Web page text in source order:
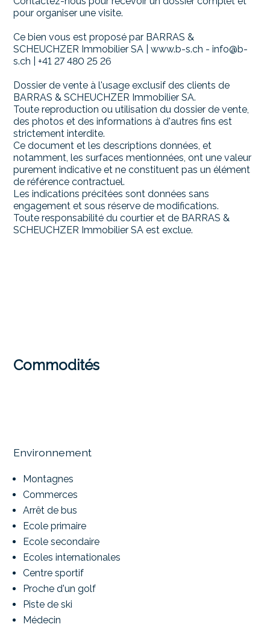
pour organiser une visite.
Ce bien vous est proposé par BARRAS &
SCHEUCHZER Immobilier SA | www.b-s.ch - info@b-
s.ch | +41 27 480 25 26
Dossier de vente à l'usage exclusif des clients de
BARRAS & SCHEUCHZER Immobilier SA.
Toute reproduction ou utilisation du dossier de vente,
des photos et des informations à d'autres fins est
strictement interdite.
Ce document et les descriptions données, et
notamment, les surfaces mentionnées, ont une valeur
purement indicative et ne constituent pas un élément
de référence contractuel.
Les indications précitées sont données sans
engagement et sous réserve de modifications.
Toute responsabilité du courtier et de BARRAS &
SCHEUCHZER Immobilier SA est exclue.
Commodités
Environnement
Montagnes
Commerces
Arrêt de bus
Ecole primaire
Ecole secondaire
Ecoles internationales
Centre sportif
Proche d'un golf
Piste de ski
Médecin